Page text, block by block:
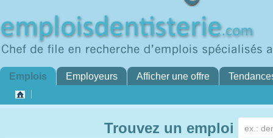
Emplois Employeurs Afficher une offre
Trouvez un emploi